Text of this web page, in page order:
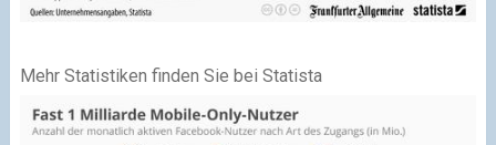
Mehr Statistiken finden Sie bei Statista